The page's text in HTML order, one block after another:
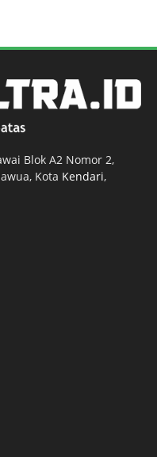
Blok A2 Nomor 2,
Kota Kendari,